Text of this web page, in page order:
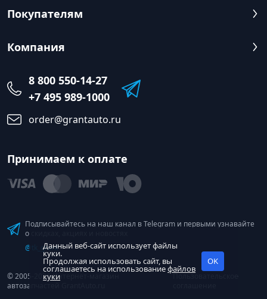
Покупателям
Компания
8 800 550-14-27
+7 495 989-1000
order@grantauto.ru
Принимаем к оплате
Подписывайтесь на наш канал в Telegram и первыми узнавайте
о скидках, акциях и новостях
@tk_grant
© 2005-2026 Интернет-магазин
автозапчастей GrantAuto.ru
Пользовательское
Данный веб-сайт использует файлы
куки.
Продолжая использовать сайт, вы
соглашаетесь на использованиефайлов
куки
OK